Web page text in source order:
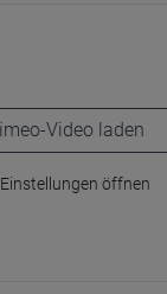
laden
Einstellungen öffnen